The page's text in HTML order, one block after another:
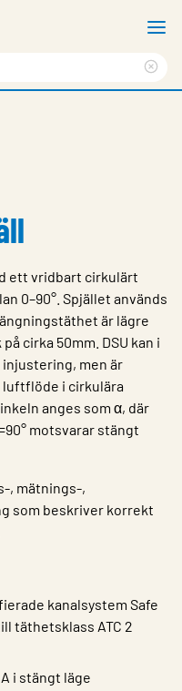
ett vridbart cirkulärt
0–90°. Spjället används
är lägre
cirka 50mm. DSU kan i
men är
luftflöde i cirkulära
anges som α, där
motsvarar stängt
, mätnings-,
som beskriver korrekt
kanalsystem Safe
täthetsklass ATC 2
i stängt läge